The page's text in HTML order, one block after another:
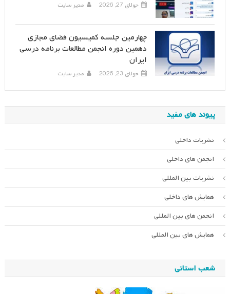
جولای 27, 2026 مدیر سایت
چهارمین جلسه کمیسیون فضای مجازی
دهمین دوره انجمن مطالعات برنامه درسی
ایران
جولای 23, 2026 مدیر سایت
پیوند های مفید
نشریات داخلی
انجمن های داخلی
نشریات بین المللی
همایش های داخلی
انجمن های بین المللی
همایش های بین المللی
شعب استانی